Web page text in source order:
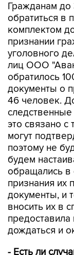
Гражданам до
обратиться в
комплектом
признании
уголовного
лиц ООО
обратилось
документы о
46 человек.
это связано с
могут
поэтому не
будем
обращались в
признания их
документы, и
вносить их в
дождаться и
- Есть ли